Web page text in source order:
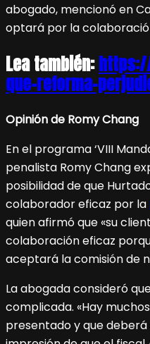
abogado, mencionó en
optará por la
Lea también:
que-reforma-
Opinión de Romy Chang
En el programa ‘VIII
penalista Romy Chang
posibilidad de que
colaborador eficaz por la
quien afirmó que «su
colaboración eficaz
aceptará la comisión de
La abogada consideró
complicada. «Hay
presentado y que